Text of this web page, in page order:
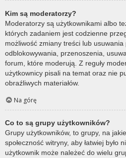
Kim są moderatorzy?
Moderatorzy są użytkownikami albo
których zadaniem jest codzienne
możliwość zmiany treści lub usuwania
odblokowywania, przenoszenia,
forum, które moderują. Z reguły
użytkownicy pisali na temat oraz nie
obraźliwych materiałów.
Na górę
Co to są grupy użytkowników?
Grupy użytkowników, to grupy, na
społeczność witryny, aby łatwiej było
użytkownik może należeć do wielu